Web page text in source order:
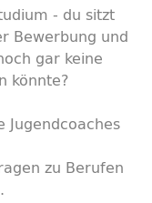
- du sitzt
Bewerbung und
gar keine
könnte?
coaches
zu Berufen